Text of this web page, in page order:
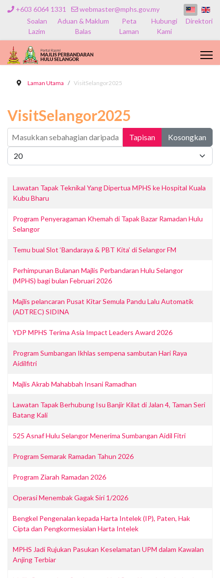
+603 6064 1331
webmaster@mphs.gov.my
Soalan
Lazim
Aduan & Maklum
Balas
Peta
Laman
Hubungi
Kami
Direktori
Laman Utama VisitSelangor2025
VisitSelangor2025
Tapisan Kosongkan
Papar #
Lawatan Tapak Teknikal Yang Dipertua MPHS ke Hospital Kuala
Kubu Bharu
Program Penyeragaman Khemah di Tapak Bazar Ramadan Hulu
Selangor
Temu bual Slot ‘Bandaraya & PBT Kita’ di Selangor FM
Perhimpunan Bulanan Majlis Perbandaran Hulu Selangor
(MPHS) bagi bulan Februari 2026
Majlis pelancaran Pusat Kitar Semula Pandu Lalu Automatik
(ADTREC) SIDINA
YDP MPHS Terima Asia Impact Leaders Award 2026
Program Sumbangan Ikhlas sempena sambutan Hari Raya
Aidilfitri
Majlis Akrab Mahabbah Insani Ramadhan
Lawatan Tapak Berhubung Isu Banjir Kilat di Jalan 4, Taman Seri
Batang Kali
525 Asnaf Hulu Selangor Menerima Sumbangan Aidil Fitri
Program Semarak Ramadan Tahun 2026
Program Ziarah Ramadan 2026
Operasi Menembak Gagak Siri 1/2026
Bengkel Pengenalan kepada Harta Intelek (IP), Paten, Hak
Cipta dan Pengkormesialan Harta Intelek
MPHS Jadi Rujukan Pasukan Keselamatan UPM dalam Kawalan
Anjing Terbiar